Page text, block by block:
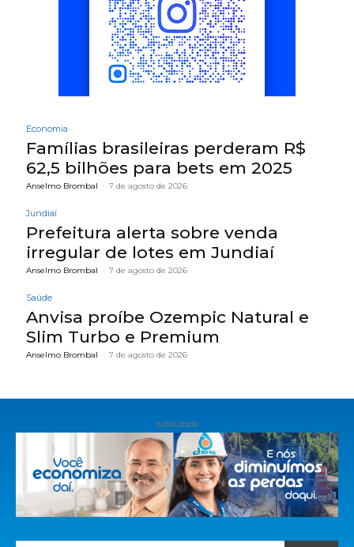
Economia
Famílias brasileiras perderam R$
62,5 bilhões para bets em 2025
Anselmo Brombal - 7 de agosto de 2026
Jundiaí
Prefeitura alerta sobre venda
irregular de lotes em Jundiaí
Anselmo Brombal - 7 de agosto de 2026
Saúde
Anvisa proíbe Ozempic Natural e
Slim Turbo e Premium
Anselmo Brombal - 7 de agosto de 2026
publicidade